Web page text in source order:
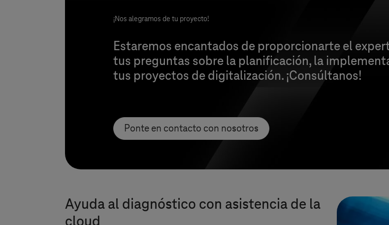
¡Nos alegramos de tu proyecto!
Estaremos encantados de proporcionarte el
tus preguntas sobre la planificación, la
tus proyectos de digitalización. ¡Consúltanos!
Ponte en contacto con nosotros
Ayuda al diagnóstico con asistencia de la